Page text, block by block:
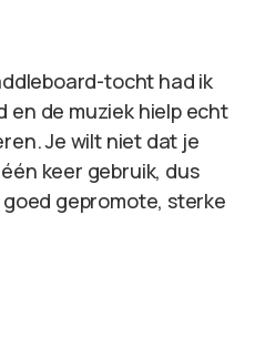
tocht had ik
en de muziek hielp echt
Je wilt niet dat je
keer gebruik, dus
gepromote, sterke